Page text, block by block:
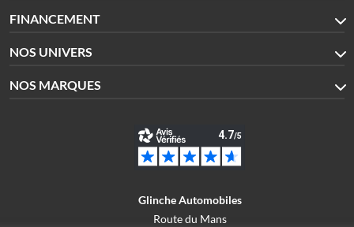
FINANCEMENT
NOS UNIVERS
NOS MARQUES
Glinche Automobiles
Route du Mans